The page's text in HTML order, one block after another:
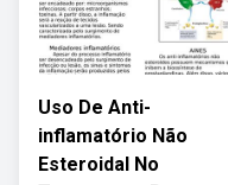
Uso De Anti-
inflamatório Não
Esteroidal No